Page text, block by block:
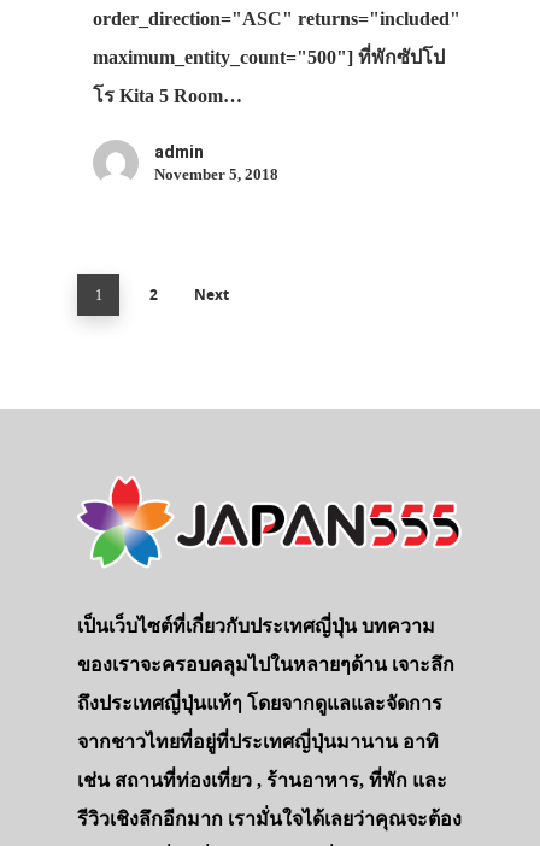
order_direction="ASC" returns="included"
maximum_entity_count="500"] ที่พักซัปโป
โร Kita 5 Room…
admin
November 5, 2018
1 2 Next
เป็นเว็บไซต์ที่เกี่ยวกับประเทศญี่ปุ่น บทความ
ของเราจะครอบคลุมไปในหลายๆด้าน เจาะลึก
ถึงประเทศญี่ปุ่นแท้ๆ โดยจากดูแลและจัดการ
จากชาวไทยที่อยู่ที่ประเทศญี่ปุ่นมานาน อาทิ
เช่น สถานที่ท่องเที่ยว , ร้านอาหาร, ที่พัก และ
รีวิวเชิงลึกอีกมาก เรามั่นใจได้เลยว่าคุณจะต้อง